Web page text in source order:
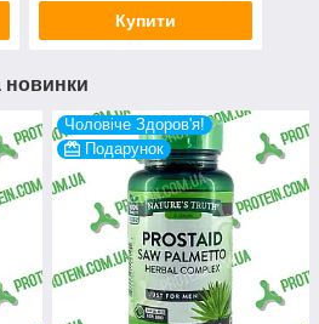
Купити
новинки
Чоловіче Здоров'я!
Подарунок